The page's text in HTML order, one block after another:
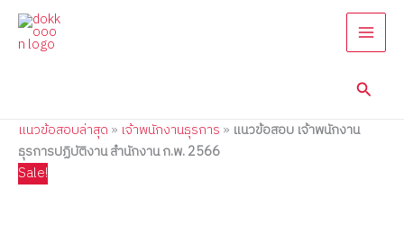
Skip
content
แนวข้อสอบล่าสุด » เจ้าพนักงานธุรการ » แนวข้อสอบ เจ้าพนักงาน
ธุรการปฏิบัติงาน สำนักงาน ก.พ. 2566
Sale!
ข้อสอบ
เจ้า
สำนักงาน
ก.พ.
2566
quantity